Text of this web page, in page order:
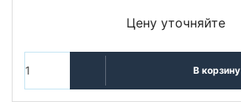
Цену уточняйте
В корзину